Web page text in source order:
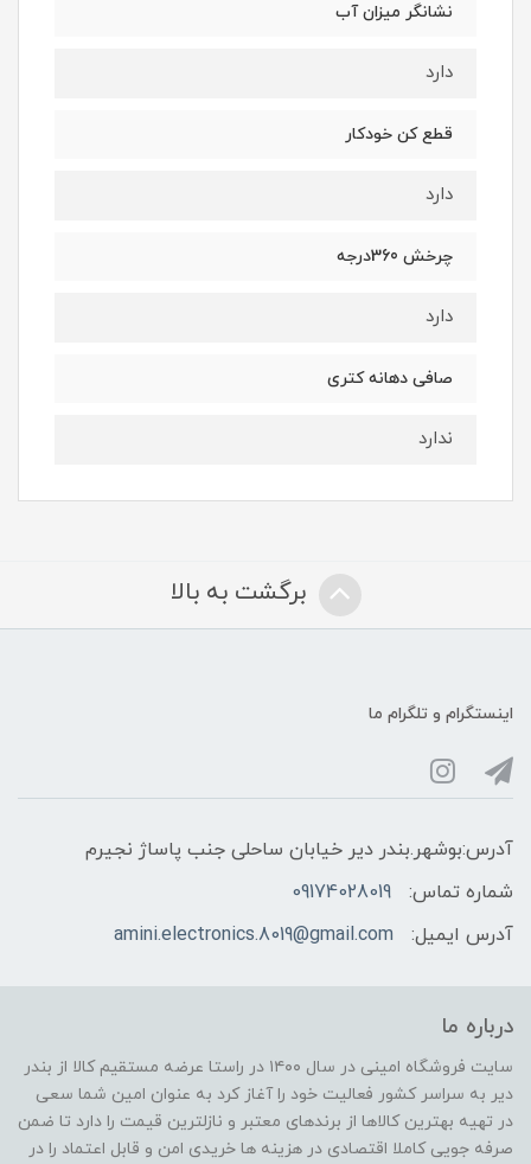
نشانگر میزان آب
دارد
قطع کن خودکار
دارد
چرخش 360درجه
دارد
صافی دهانه کتری
ندارد
برگشت به بالا
اینستگرام و تلگرام ما
آدرس:بوشهر.بندر دیر خیابان ساحلی جنب پاساژ نجیرم
شماره تماس:
09174028019
آدرس ایمیل:
amini.electronics.8019@gmail.com
درباره ما
سایت فروشگاه امینی در سال ۱۴۰۰ در راستا عرضه مستقیم کالا از بندر
دیر به سراسر کشور فعالیت خود را آغاز کرد به عنوان امین شما سعی
در تهیه بهترین کالاها از برندهای معتبر و نازلترین قیمت را دارد تا ضمن
صرفه جویی کاملا اقتصادی در هزینه ها خریدی امن و قابل اعتماد را در